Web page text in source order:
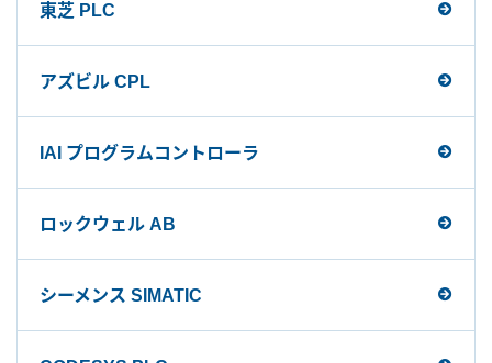
東芝 PLC
アズビル CPL
IAI プログラムコントローラ
ロックウェル AB
シーメンス SIMATIC